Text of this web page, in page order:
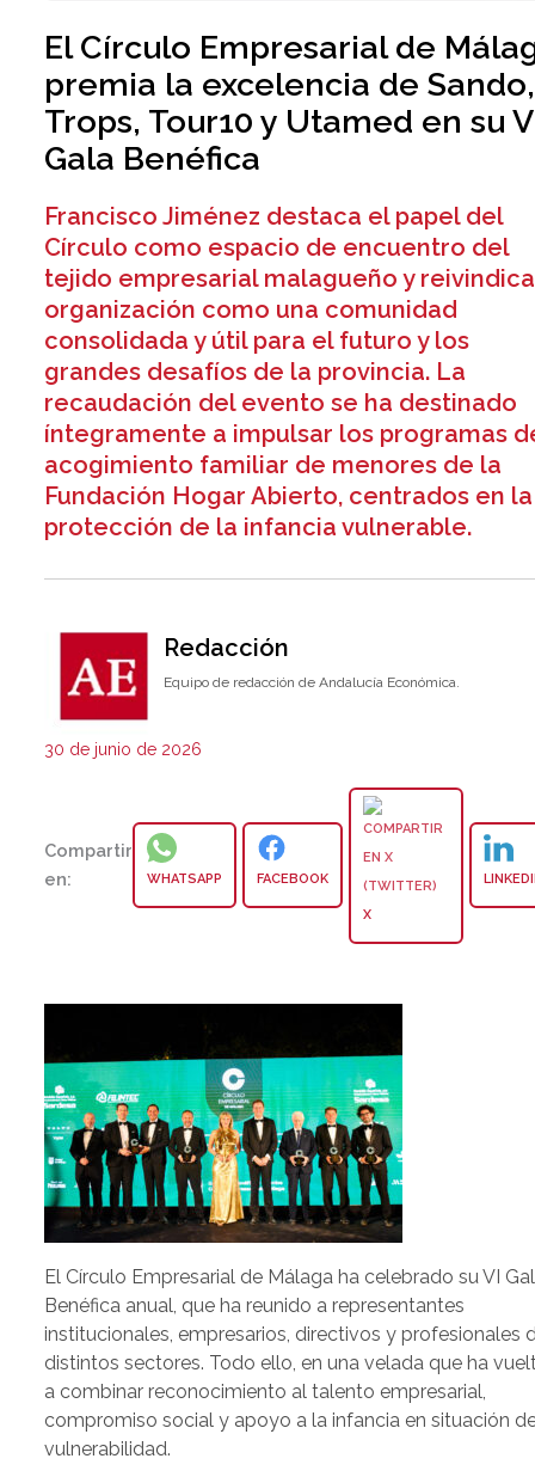
El Círculo Empresarial de
premia la excelencia de Sando,
Trops, Tour10 y Utamed en su
Gala Benéfica
Francisco Jiménez destaca el papel del
Círculo como espacio de encuentro del
tejido empresarial malagueño y
organización como una comunidad
consolidada y útil para el futuro y los
grandes desafíos de la provincia. La
recaudación del evento se ha destinado
íntegramente a impulsar los programas
acogimiento familiar de menores de la
Fundación Hogar Abierto, centrados en la
protección de la infancia vulnerable.
Redacción
Equipo de redacción de Andalucía Económica.
30 de junio de 2026
Compartir
en:
WHATSAPP FACEBOOK
X
El Círculo Empresarial de Málaga ha celebrado su VI
Benéfica anual, que ha reunido a representantes
institucionales, empresarios, directivos y profesionales
distintos sectores. Todo ello, en una velada que ha
a combinar reconocimiento al talento empresarial,
compromiso social y apoyo a la infancia en situación
vulnerabilidad.